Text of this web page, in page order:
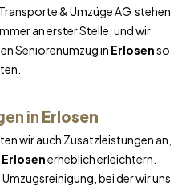
& Umzüge AG stehen
an erster Stelle, und wir
Seniorenumzug in Erlosenso
in Erlosen
wir auch Zusatzleistungen an,
Erlosenerheblich erleichtern.
bei der wir uns